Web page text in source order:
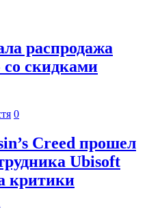
распродажа
скидками
0
Creed прошел
Ubisoft
критики